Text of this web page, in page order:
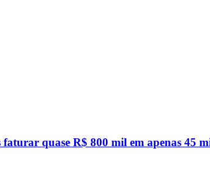
quase R$ 800 mil em apenas 45